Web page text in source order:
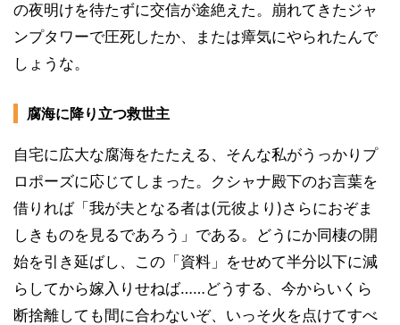
の夜明けを待たずに交信が途絶えた。崩れてきたジャ
ンプタワーで圧死したか、または瘴気にやられたんで
しょうな。
腐海に降り立つ救世主
自宅に広大な腐海をたたえる、そんな私がうっかりプ
ロポーズに応じてしまった。クシャナ殿下のお言葉を
借りれば「我が夫となる者は(元彼より)さらにおぞま
しきものを見るであろう」である。どうにか同棲の開
始を引き延ばし、この「資料」をせめて半分以下に減
らしてから嫁入りせねば……どうする、今からいくら
断捨離しても間に合わないぞ、いっそ火を点けてすべ